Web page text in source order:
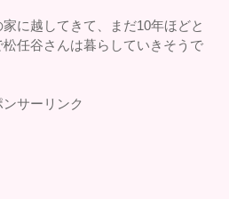
に越してきて、まだ10年ほどと
任谷さんは暮らしていきそうで
ンサーリンク